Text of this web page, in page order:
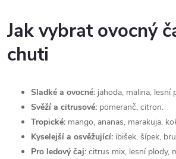
p
i
Jak vybrat ovocný
chuti
Sladké a ovocné: jahoda, malina, lesní
Svěží a citrusové: pomeranč, citron.
Tropické: mango, ananas, marakuja,
Kyselejší a osvěžující: ibišek, šípek,
Pro ledový čaj: citrus mix, lesní plody,